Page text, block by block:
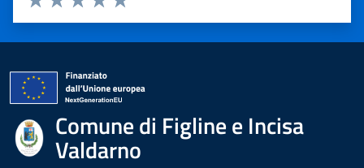
Valuta 5 stelle su 5
Valuta 4 stelle su 5
Valuta 3 stelle su 5
Valuta 2 stelle su 5
Valuta 1 stelle su 5
Comune di Figline e Incisa
Valdarno